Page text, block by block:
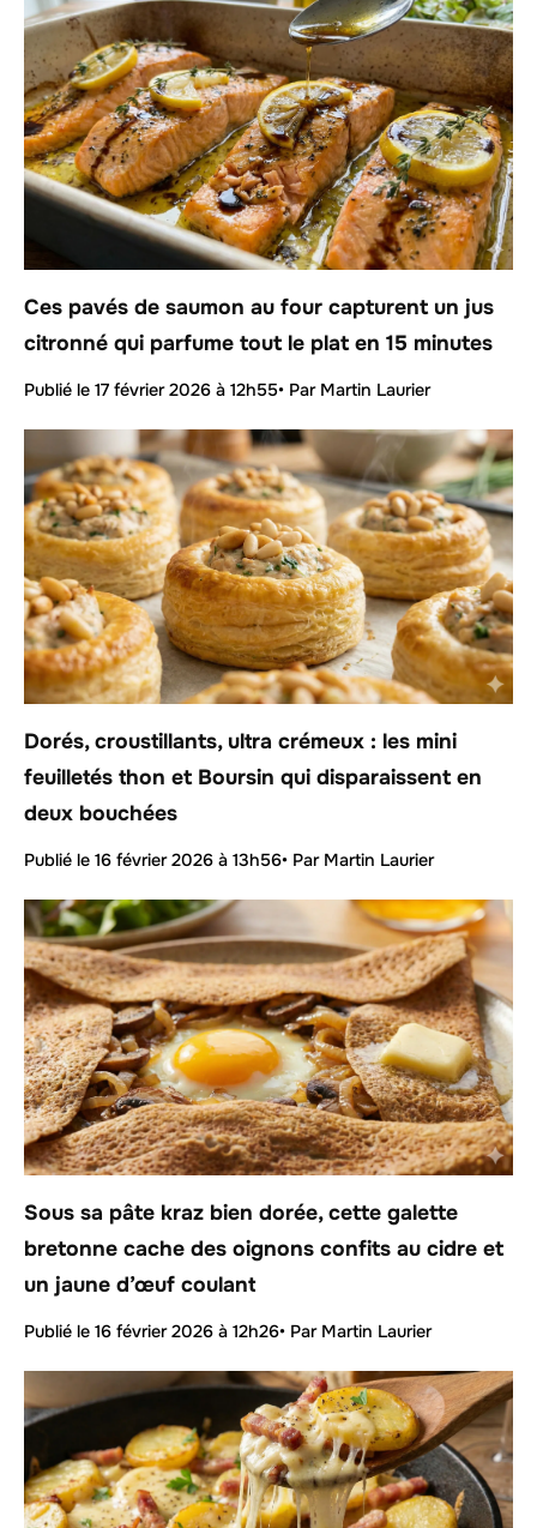
Ces pavés de saumon au four capturent un jus
citronné qui parfume tout le plat en 15 minutes
Publié le 17 février 2026 à 12h55• Par Martin Laurier
Dorés, croustillants, ultra crémeux : les mini
feuilletés thon et Boursin qui disparaissent en
deux bouchées
Publié le 16 février 2026 à 13h56• Par Martin Laurier
Sous sa pâte kraz bien dorée, cette galette
bretonne cache des oignons confits au cidre et
un jaune d’œuf coulant
Publié le 16 février 2026 à 12h26• Par Martin Laurier